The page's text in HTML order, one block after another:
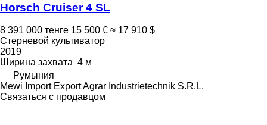
Horsch Cruiser 4 SL
8 391 000 тенге 15 500 € ≈ 17 910 $
Стерневой культиватор
2019
Ширина захвата 4 м
Румыния
Mewi Import Export Agrar Industrietechnik S.R.L.
Связаться с продавцом